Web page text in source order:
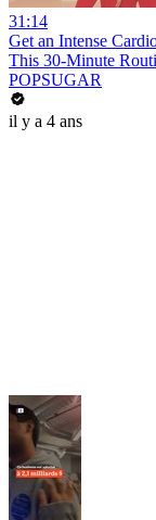
31:14
Get an Intense
This 30-Minute
POPSUGAR
il y a 4 ans